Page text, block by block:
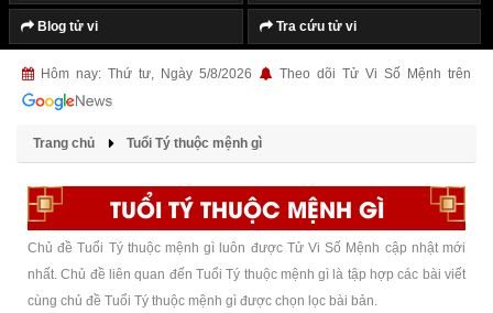
Blog tử vi Tra cứu tử vi
Hôm nay: Thứ tư, Ngày 5/8/2026 Theo dõi Tử Vi Số Mệnh trên
Trang chủ Tuổi Tý thuộc mệnh gì
TUỔI TÝ THUỘC MỆNH GÌ
Chủ đề Tuổi Tý thuộc mệnh gì luôn được Tử Vi Số Mệnh cập nhật mới
nhất. Chủ đề liên quan đến Tuổi Tý thuộc mệnh gì là tập hợp các bài viết
cùng chủ đề Tuổi Tý thuộc mệnh gì được chọn lọc bài bản.